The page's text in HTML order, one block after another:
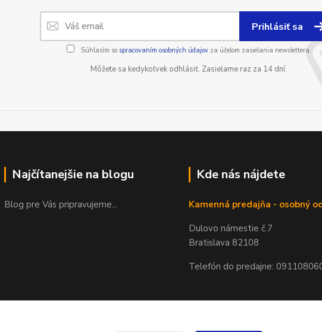
Prihlásiť sa
Súhlasím so spracovaním osobných údajovza účelom zasielania newslettera.
Môžete sa kedykoľvek odhlásiť. Zasielame raz za 14 dní.
Najčítanejšie na blogu
Blog pre Vás pripravujeme...
Kde nás nájdete
Kamenná predajňa - osobný
Dulovo námestie č.7
Bratislava 82108
Telefón do predajne: